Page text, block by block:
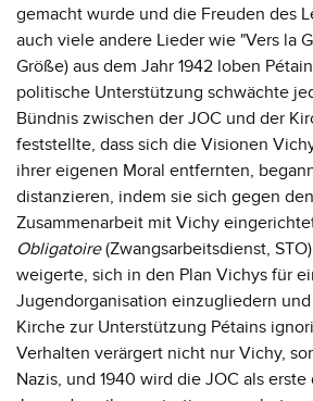
gemacht wurde und die Freuden des
auch viele andere Lieder wie "Vers la
Größe) aus dem Jahr 1942 loben
politische Unterstützung schwächte
Bündnis zwischen der JOC und der
feststellte, dass sich die Visionen
ihrer eigenen Moral entfernten,
distanzieren, indem sie sich gegen
Zusammenarbeit mit Vichy
Obligatoire(Zwangsarbeitsdienst,
weigerte, sich in den Plan Vichys für
Jugendorganisation einzugliedern
Kirche zur Unterstützung Pétains
Verhalten verärgert nicht nur Vichy,
Nazis, und 1940 wird die JOC als